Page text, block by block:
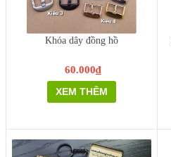
Khóa dây đồng hồ
60.000₫
XEM THÊM